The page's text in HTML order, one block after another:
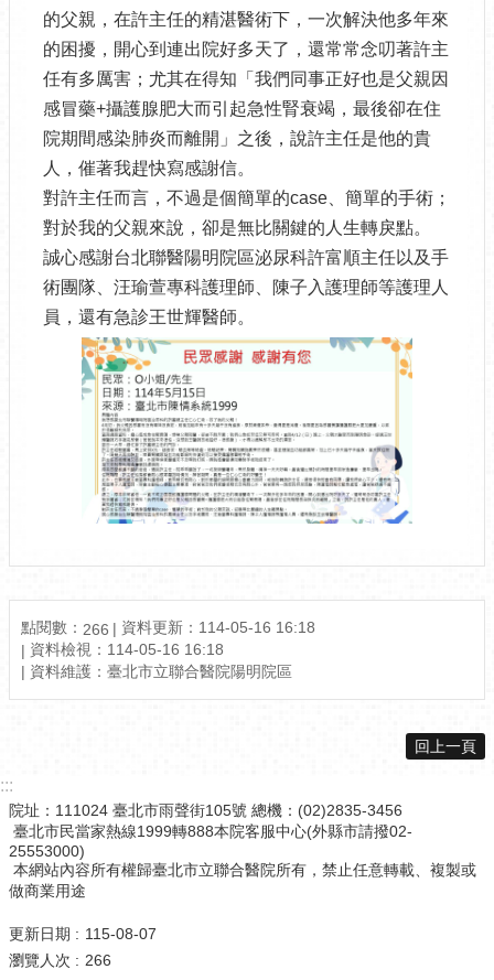
的父親，在許主任的精湛醫術下，一次解決他多年來
的困擾，開心到連出院好多天了，還常常念叨著許主
任有多厲害；尤其在得知「我們同事正好也是父親因
感冒藥+攝護腺肥大而引起急性腎衰竭，最後卻在住
院期間感染肺炎而離開」之後，說許主任是他的貴
人，催著我趕快寫感謝信。
對許主任而言，不過是個簡單的case、簡單的手術；
對於我的父親來說，卻是無比關鍵的人生轉戾點。
誠心感謝台北聯醫陽明院區泌尿科許富順主任以及手
術團隊、汪瑜萱專科護理師、陳子入護理師等護理人
員，還有急診王世輝醫師。
點閱數： 266
資料更新：114-05-16 16:18
資料檢視：114-05-16 16:18
資料維護：臺北市立聯合醫院陽明院區
回上一頁
:::
院址：111024 臺北市雨聲街105號 總機：(02)2835-3456
臺北市民當家熱線1999轉888本院客服中心(外縣市請撥02-
25553000)
本網站內容所有權歸臺北市立聯合醫院所有，禁止任意轉載、複製或
做商業用途
更新日期
115-08-07
瀏覽人次
266